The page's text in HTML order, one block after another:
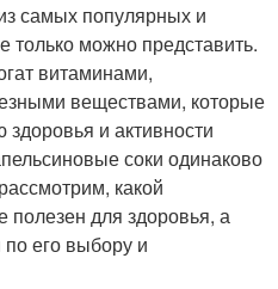
самых популярных и
только можно представить.
витаминами,
веществами, которые
и активности
соки одинаково
какой
полезен для здоровья, а
его выбору и